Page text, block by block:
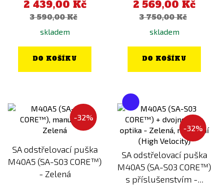
2 439,00 Kč
3 590,00 Kč
skladem
DO KOŠÍKU
2 569,00 Kč
3 750,00 Kč
skladem
DO KOŠÍKU
-32%
SA odstřelovací puška
M40A5 (SA-S03 CORE™)
- Zelená
-32%
SA odstřelovací puška
M40A5 (SA-S03 CORE™)
s příslušenstvím -...